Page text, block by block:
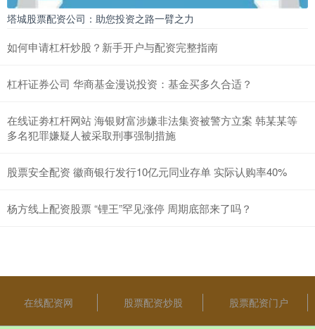
塔城股票配资公司：助您投资之路一臂之力
如何申请杠杆炒股？新手开户与配资完整指南
杠杆证券公司 华商基金漫说投资：基金买多久合适？
在线证劵杠杆网站 海银财富涉嫌非法集资被警方立案 韩某某等
多名犯罪嫌疑人被采取刑事强制措施
股票安全配资 徽商银行发行10亿元同业存单 实际认购率40%
杨方线上配资股票 “锂王”罕见涨停 周期底部来了吗？
在线配资网 股票配资炒股 股票配资门户